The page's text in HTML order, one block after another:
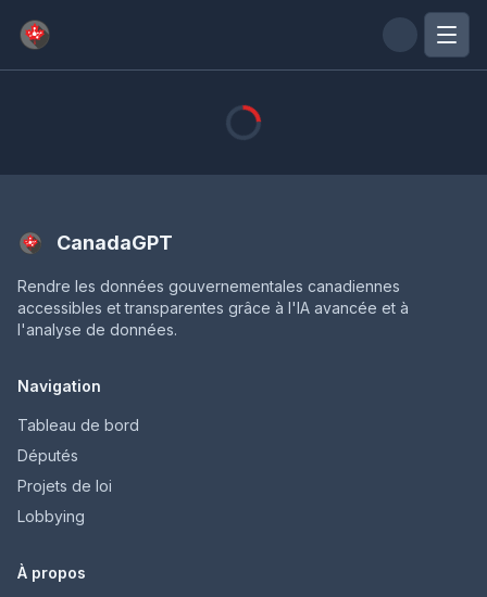
CanadaGPT
Rendre les données gouvernementales canadiennes
accessibles et transparentes grâce à l'IA avancée et à
l'analyse de données.
Navigation
Tableau de bord
Députés
Projets de loi
Lobbying
À propos